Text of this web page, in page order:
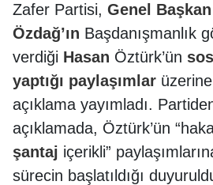
Zafer Partisi, Genel Başkan
Özdağ’ın Başdanışmanlık
verdiği Hasan Öztürk’ün
yaptığı paylaşımlar üzerine
açıklama yayımladı.
açıklamada, Öztürk’ün
şantaj içerikli”
sürecin başlatıldığı